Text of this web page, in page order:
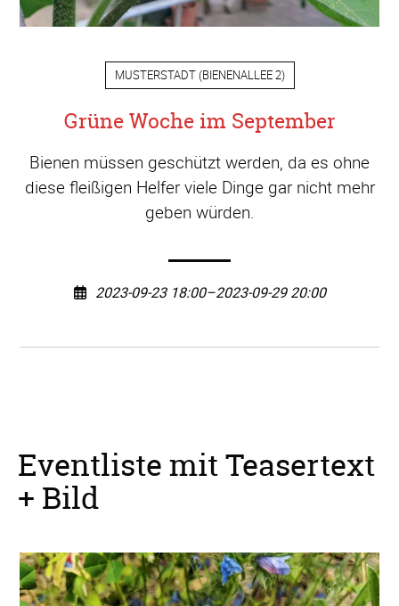
MUSTERSTADT(BIENENALLEE 2)
Grüne Woche im September
Bienen müssen geschützt werden, da es ohne
diese fleißigen Helfer viele Dinge gar nicht mehr
geben würden.
2023-09-23 18:00–2023-09-29 20:00
Eventliste mit Teasertext
+ Bild